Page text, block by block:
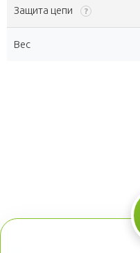
Защита цепи ?
Вес